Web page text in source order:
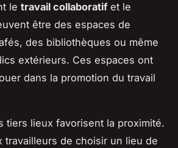
le travail collaboratifet le
être des espaces de
des bibliothèques ou même
extérieurs. Ces espaces ont
dans la promotion du travail
tiers lieux favorisent la proximité.
travailleurs de choisir un lieu de